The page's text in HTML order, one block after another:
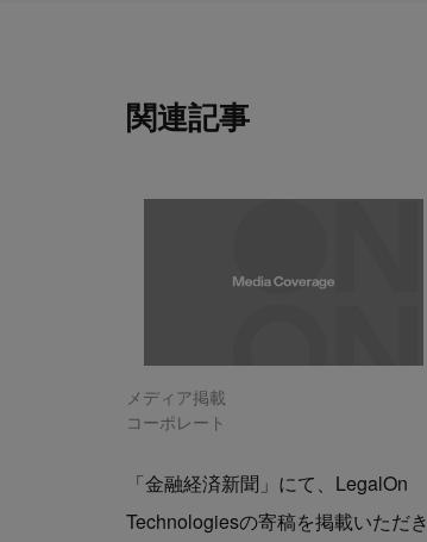
関連記事
メディア掲載
コーポレート
「金融経済新聞」にて、LegalOn
Technologiesの寄稿を掲載いただき